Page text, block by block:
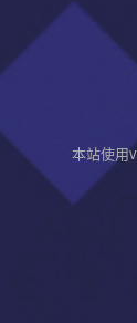
本站使用